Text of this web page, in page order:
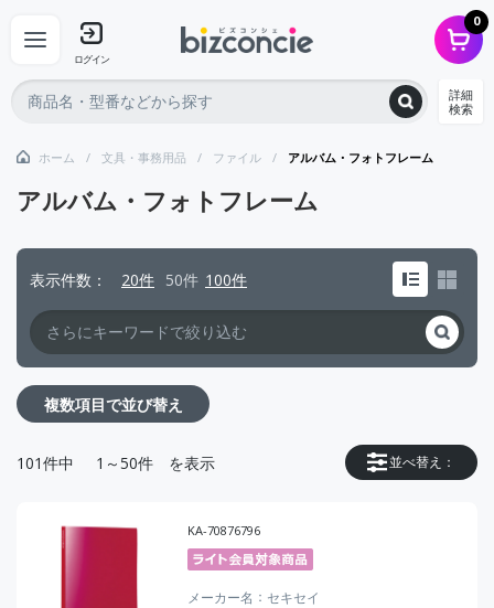
ログイン
0
詳細
検索
ホーム 文具・事務用品 ファイル アルバム・フォトフレーム
アルバム・フォトフレーム
表示件数 20件 50件 100件
複数項目で並び替え
並べ替え：
101件中 1～50件 を表示
KA-70876796
メーカー名 セキセイ